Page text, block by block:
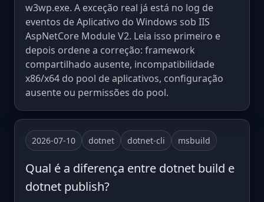
w3wp.exe. A exceção real já está no log de
eventos de Aplicativo do Windows sob IIS
AspNetCore Module V2. Leia isso primeiro e
depois ordene a correção: framework
compartilhado ausente, incompatibilidade
x86/x64 do pool de aplicativos, configuração
ausente ou permissões do pool.
2026-07-10 dotnet dotnet-cli msbuild
Qual é a diferença entre dotnet build e
dotnet publish?